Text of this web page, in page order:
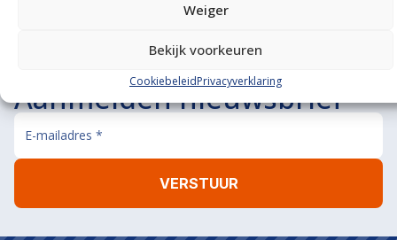
Weiger
Bekijk voorkeuren
CookiebeleidPrivacyverklaring
Aanmelden nieuwsbrief